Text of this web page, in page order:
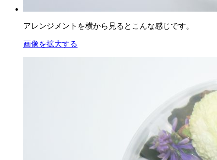
アレンジメントを横から見るとこんな感じです。
画像を拡大する